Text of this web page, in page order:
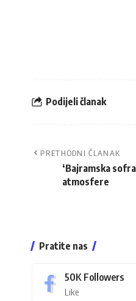
Podijeli članak
PRETHODNI ČLANAK
‘Bajramska
atmosfere
Pratite nas
50K Followers
Like